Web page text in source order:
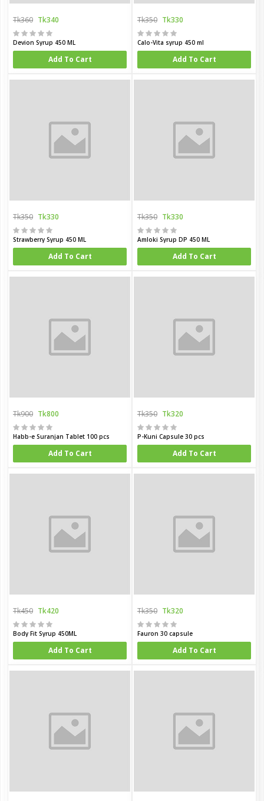
Tk360 Tk340
Devion Syrup 450 ML
Add To Cart
Tk350 Tk330
Calo-Vita syrup 450 ml
Add To Cart
Tk350 Tk330
Strawberry Syrup 450 ML
Add To Cart
Tk350 Tk330
Amloki Syrup DP 450 ML
Add To Cart
Tk900 Tk800
Habb-e Suranjan Tablet 100 pcs
Add To Cart
Tk350 Tk320
P-Kuni Capsule 30 pcs
Add To Cart
Tk450 Tk420
Body Fit Syrup 450ML
Add To Cart
Tk350 Tk320
Fauron 30 capsule
Add To Cart